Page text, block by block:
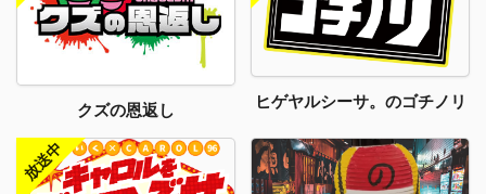
クズの恩返し ヒゲヤルシーサ。のゴチノリ